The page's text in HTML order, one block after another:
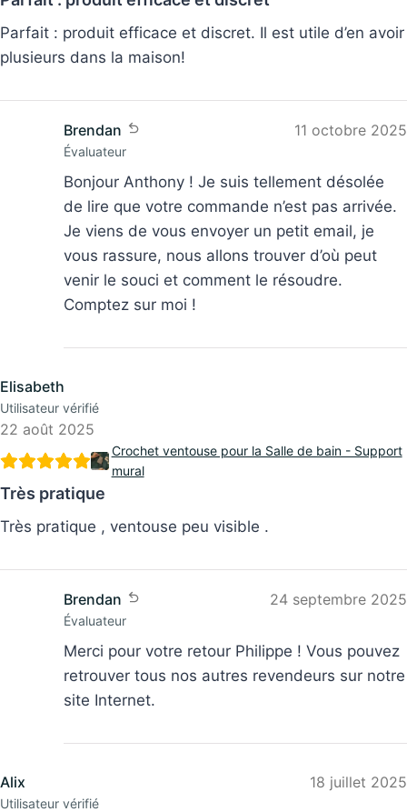
Parfait : produit efficace et discret. Il est utile d’en avoir
plusieurs dans la maison!
Évaluateur
Bonjour Anthony ! Je suis tellement désolée
de lire que votre commande n’est pas arrivée.
Je viens de vous envoyer un petit email, je
vous rassure, nous allons trouver d’où peut
venir le souci et comment le résoudre.
Comptez sur moi !
Utilisateur vérifié
22 août 2025
mural
Très pratique
Très pratique , ventouse peu visible .
Évaluateur
Merci pour votre retour Philippe ! Vous pouvez
retrouver tous nos autres revendeurs sur notre
site Internet.
Utilisateur vérifié